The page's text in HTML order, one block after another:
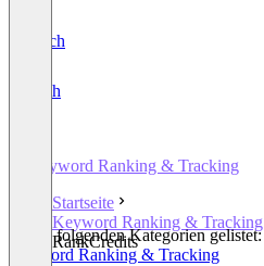
Deutsch
English
Keyword Ranking & Tracking
Startseite
Keyword Ranking & Tracking
RankCredits
In den folgenden Kategorien gelistet:
Keyword Ranking & Tracking